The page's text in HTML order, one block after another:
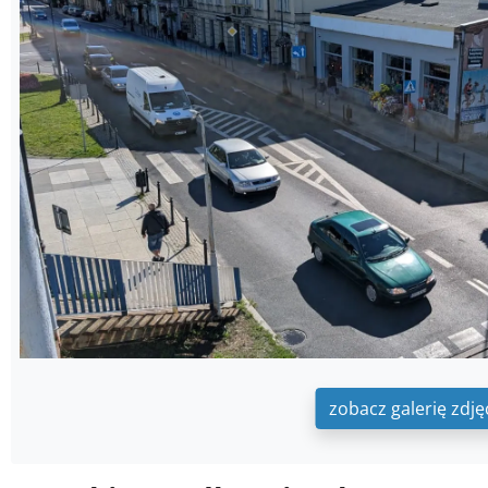
zobacz galerię